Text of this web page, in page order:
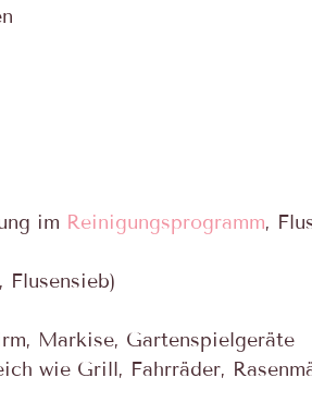
im Reinigungsprogramm,
Flusensieb)
Markise, Gartenspielgeräte
wie Grill, Fahrräder,